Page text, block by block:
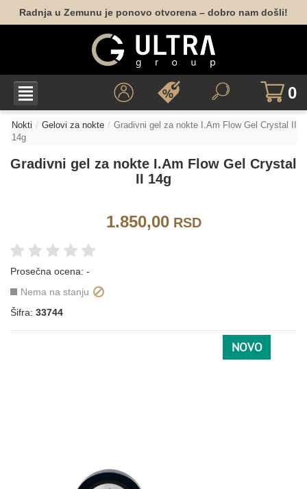
Radnja u Zemunu je ponovo otvorena – dobro nam došli!
0
Nokti Gelovi za nokte
Gradivni gel za nokte I.Am Flow Gel Crystal II
14g
Gradivni gel za nokte I.Am Flow Gel Crystal
II 14g
1.850,00RSD
Prosečna ocena: -
Nema na stanju
Šifra: 33744
NOVO